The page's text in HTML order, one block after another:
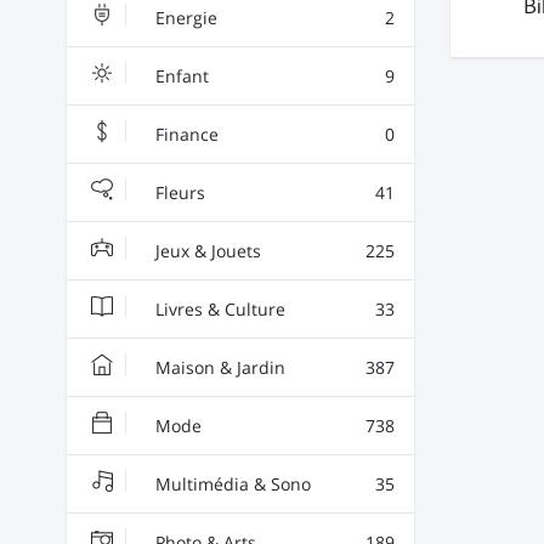
Energie 2
Enfant 9
Finance 0
Fleurs 41
Jeux & Jouets 225
Livres & Culture 33
Maison & Jardin 387
Mode 738
Multimédia & Sono 35